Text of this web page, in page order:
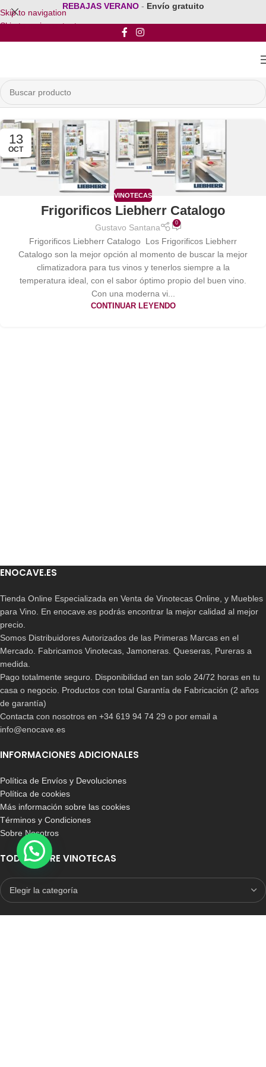
Skip to navigation
Skip to main content
REBAJAS VERANO - Envío gratuito
13
OCT
VINOTECAS
Frigorificos Liebherr Catalogo
Gustavo Santana 0
Frigorificos Liebherr Catalogo Los Frigorificos Liebherr
Catalogo son la mejor opción al momento de buscar la mejor
climatizadora para tus vinos y tenerlos siempre a la
temperatura ideal, con el sabor óptimo propio del buen vino.
Con una moderna vi...
CONTINUAR LEYENDO
ENOCAVE.ES
Tienda Online Especializada en Venta de Vinotecas Online, y Muebles
para Vino. En enocave.es podrás encontrar la mejor calidad al mejor
precio.
Somos Distribuidores Autorizados de las Primeras Marcas en el
Mercado. Fabricamos Vinotecas, Jamoneras. Queseras, Pureras a
medida.
Pago totalmente seguro. Disponibilidad en tan solo 24/72 horas en tu
casa o negocio. Productos con total Garantía de Fabricación (2 años
de garantía)
Contacta con nosotros en +34 619 94 74 29 o por email a
info@enocave.es
INFORMACIONES ADICIONALES
Política de Envíos y Devoluciones
Política de cookies
Más información sobre las cookies
Términos y Condiciones
Sobre Nosotros
TODO SOBRE VINOTECAS